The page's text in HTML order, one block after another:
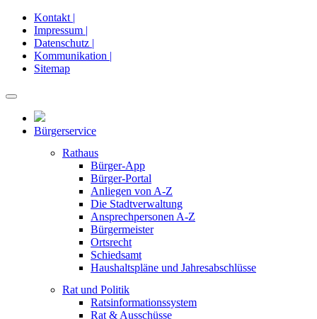
Kontakt |
Impressum |
Datenschutz |
Kommunikation |
Sitemap
Bürgerservice
Rathaus
Bürger-App
Bürger-Portal
Anliegen von A-Z
Die Stadtverwaltung
Ansprechpersonen A-Z
Bürgermeister
Ortsrecht
Schiedsamt
Haushaltspläne und Jahresabschlüsse
Rat und Politik
Ratsinformationssystem
Rat & Ausschüsse